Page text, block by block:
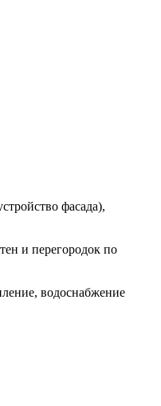
фасада),
и перегородок по
водоснабжение